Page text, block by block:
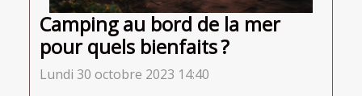
Camping au bord de la mer
pour quels bienfaits ?
Lundi 30 octobre 2023 14:40